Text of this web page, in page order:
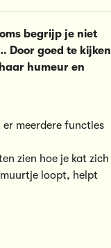
begrijp je niet
Door goed te kijken
humeur en
meerdere functies
zien hoe je kat zich
loopt, helpt